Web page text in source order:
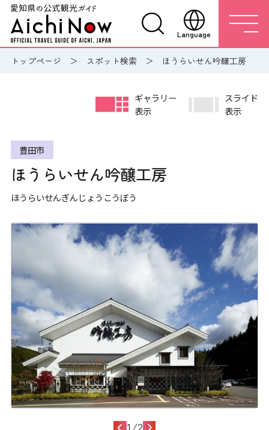
Language
トップページ スポット検索 ほうらいせん吟醸工房
豊田市
ほうらいせん吟醸工房
ほうらいせんぎんじょうこうぼう
ギャラリー
表示
スライド
表示